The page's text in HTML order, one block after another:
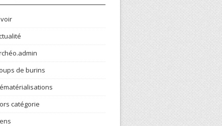
de burins
catégorie